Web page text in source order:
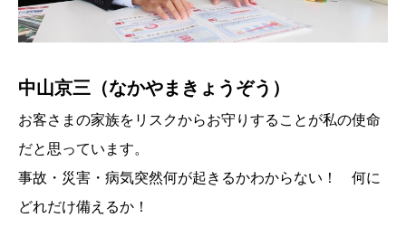
中山京三（なかやまきょうぞう）
お客さまの家族をリスクからお守りすることが私の使命
だと思っています。
事故・災害・病気突然何が起きるかわからない！ 何に
どれだけ備えるか！